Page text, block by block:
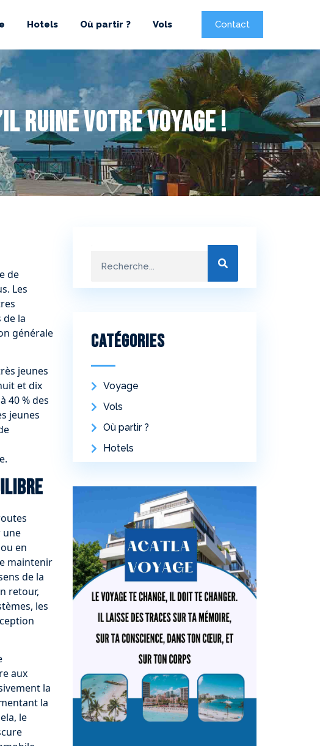
Hotels Où partir ? Vols Contact
ruine votre voyage !
de
Les
la
générale
jeunes
et dix
40 % des
jeunes
une
en
maintenir
de la
retour,
les
aux
la
la
le
Catégories
Voyage
Vols
Où partir ?
Hotels